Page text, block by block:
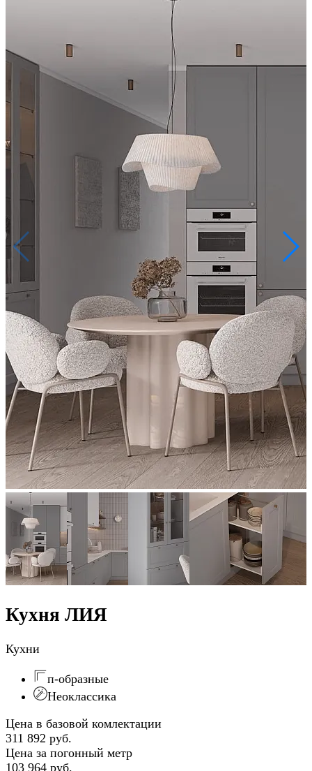
Кухня ЛИЯ
Кухни
п-образные
Неоклассика
Цена в базовой комлектации
311 892 руб.
Цена за погонный метр
103 964 руб.